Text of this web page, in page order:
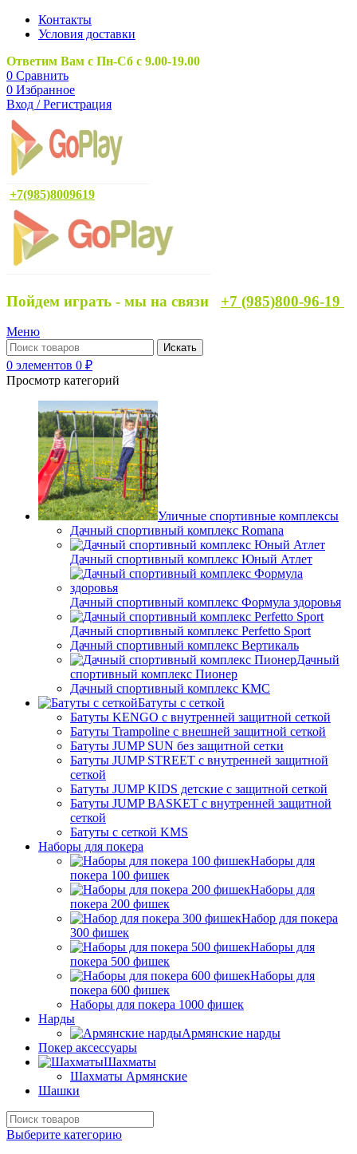
Контакты
Условия доставки
Ответим Вам с Пн-Сб с 9.00-19.00
0 Сравнить
0 Избранное
Вход / Регистрация
+7(985)8009619
Пойдем играть - мы на связи +7 (985)800-96-19
Меню
Искать
0 элементов 0 ₽
Просмотр категорий
Уличные спортивные комплексы
Дачный спортивный комплекс Romana
Дачный спортивный комплекс Юный Атлет
Дачный спортивный комплекс Формула здоровья
Дачный спортивный комплекс Perfetto Sport
Дачный спортивный комплекс Вертикаль
Дачный
спортивный комплекс Пионер
Дачный спортивный комплекс КМС
Батуты с сеткой
Батуты KENGO с внутренней защитной сеткой
Батуты Trampoline с внешней защитной сеткой
Батуты JUMP SUN без защитной сетки
Батуты JUMP STREET с внутренней защитной
сеткой
Батуты JUMP KIDS детские с защитной сеткой
Батуты JUMP BASKET с внутренней защитной
сеткой
Батуты с сеткой KMS
Наборы для покера
Наборы для
покера 100 фишек
Наборы для
покера 200 фишек
Набор для покера
300 фишек
Наборы для
покера 500 фишек
Наборы для
покера 600 фишек
Наборы для покера 1000 фишек
Нарды
Армянские нарды
Покер аксессуары
Шахматы
Шахматы Армянские
Шашки
Выберите категорию